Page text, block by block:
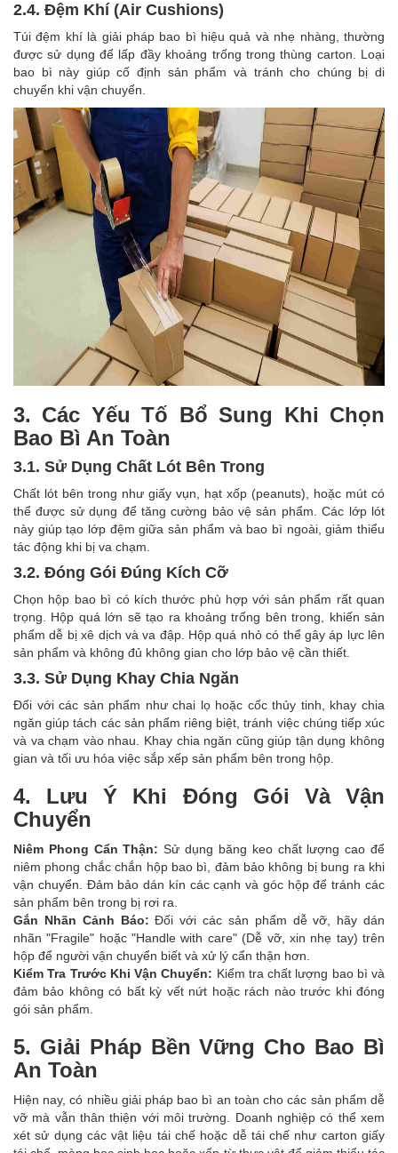
2.4. Đệm Khí (Air Cushions)
Túi đệm khí là giải pháp bao bì hiệu quả và nhẹ nhàng, thường
được sử dụng để lấp đầy khoảng trống trong thùng carton. Loại
bao bì này giúp cố định sản phẩm và tránh cho chúng bị di
chuyển khi vận chuyển.
3. Các Yếu Tố Bổ Sung Khi Chọn
Bao Bì An Toàn
3.1. Sử Dụng Chất Lót Bên Trong
Chất lót bên trong như giấy vụn, hạt xốp (peanuts), hoặc mút có
thể được sử dụng để tăng cường bảo vệ sản phẩm. Các lớp lót
này giúp tạo lớp đệm giữa sản phẩm và bao bì ngoài, giảm thiểu
tác động khi bị va chạm.
3.2. Đóng Gói Đúng Kích Cỡ
Chọn hộp bao bì có kích thước phù hợp với sản phẩm rất quan
trọng. Hộp quá lớn sẽ tạo ra khoảng trống bên trong, khiến sản
phẩm dễ bị xê dịch và va đập. Hộp quá nhỏ có thể gây áp lực lên
sản phẩm và không đủ không gian cho lớp bảo vệ cần thiết.
3.3. Sử Dụng Khay Chia Ngăn
Đối với các sản phẩm như chai lọ hoặc cốc thủy tinh, khay chia
ngăn giúp tách các sản phẩm riêng biệt, tránh việc chúng tiếp xúc
và va chạm vào nhau. Khay chia ngăn cũng giúp tận dụng không
gian và tối ưu hóa việc sắp xếp sản phẩm bên trong hộp.
4. Lưu Ý Khi Đóng Gói Và Vận
Chuyển
Niêm Phong Cẩn Thận: Sử dụng băng keo chất lượng cao để
niêm phong chắc chắn hộp bao bì, đảm bảo không bị bung ra khi
vận chuyển. Đảm bảo dán kín các cạnh và góc hộp để tránh các
sản phẩm bên trong bị rơi ra.
Gắn Nhãn Cảnh Báo: Đối với các sản phẩm dễ vỡ, hãy dán
nhãn "Fragile" hoặc "Handle with care" (Dễ vỡ, xin nhẹ tay) trên
hộp để người vận chuyển biết và xử lý cẩn thận hơn.
Kiểm Tra Trước Khi Vận Chuyển: Kiểm tra chất lượng bao bì và
đảm bảo không có bất kỳ vết nứt hoặc rách nào trước khi đóng
gói sản phẩm.
5. Giải Pháp Bền Vững Cho Bao Bì
An Toàn
Hiện nay, có nhiều giải pháp bao bì an toàn cho các sản phẩm dễ
vỡ mà vẫn thân thiện với môi trường. Doanh nghiệp có thể xem
xét sử dụng các vật liệu tái chế hoặc dễ tái chế như carton giấy